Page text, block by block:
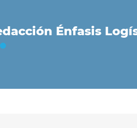
Énfasis